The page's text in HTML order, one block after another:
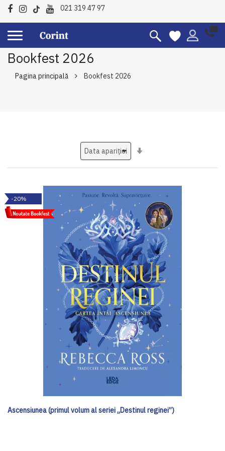
021 319 47 97
Bookfest 2026
Pagina principală Bookfest 2026
-20%
Ascensiunea (primul volum al seriei „Destinul reginei”)